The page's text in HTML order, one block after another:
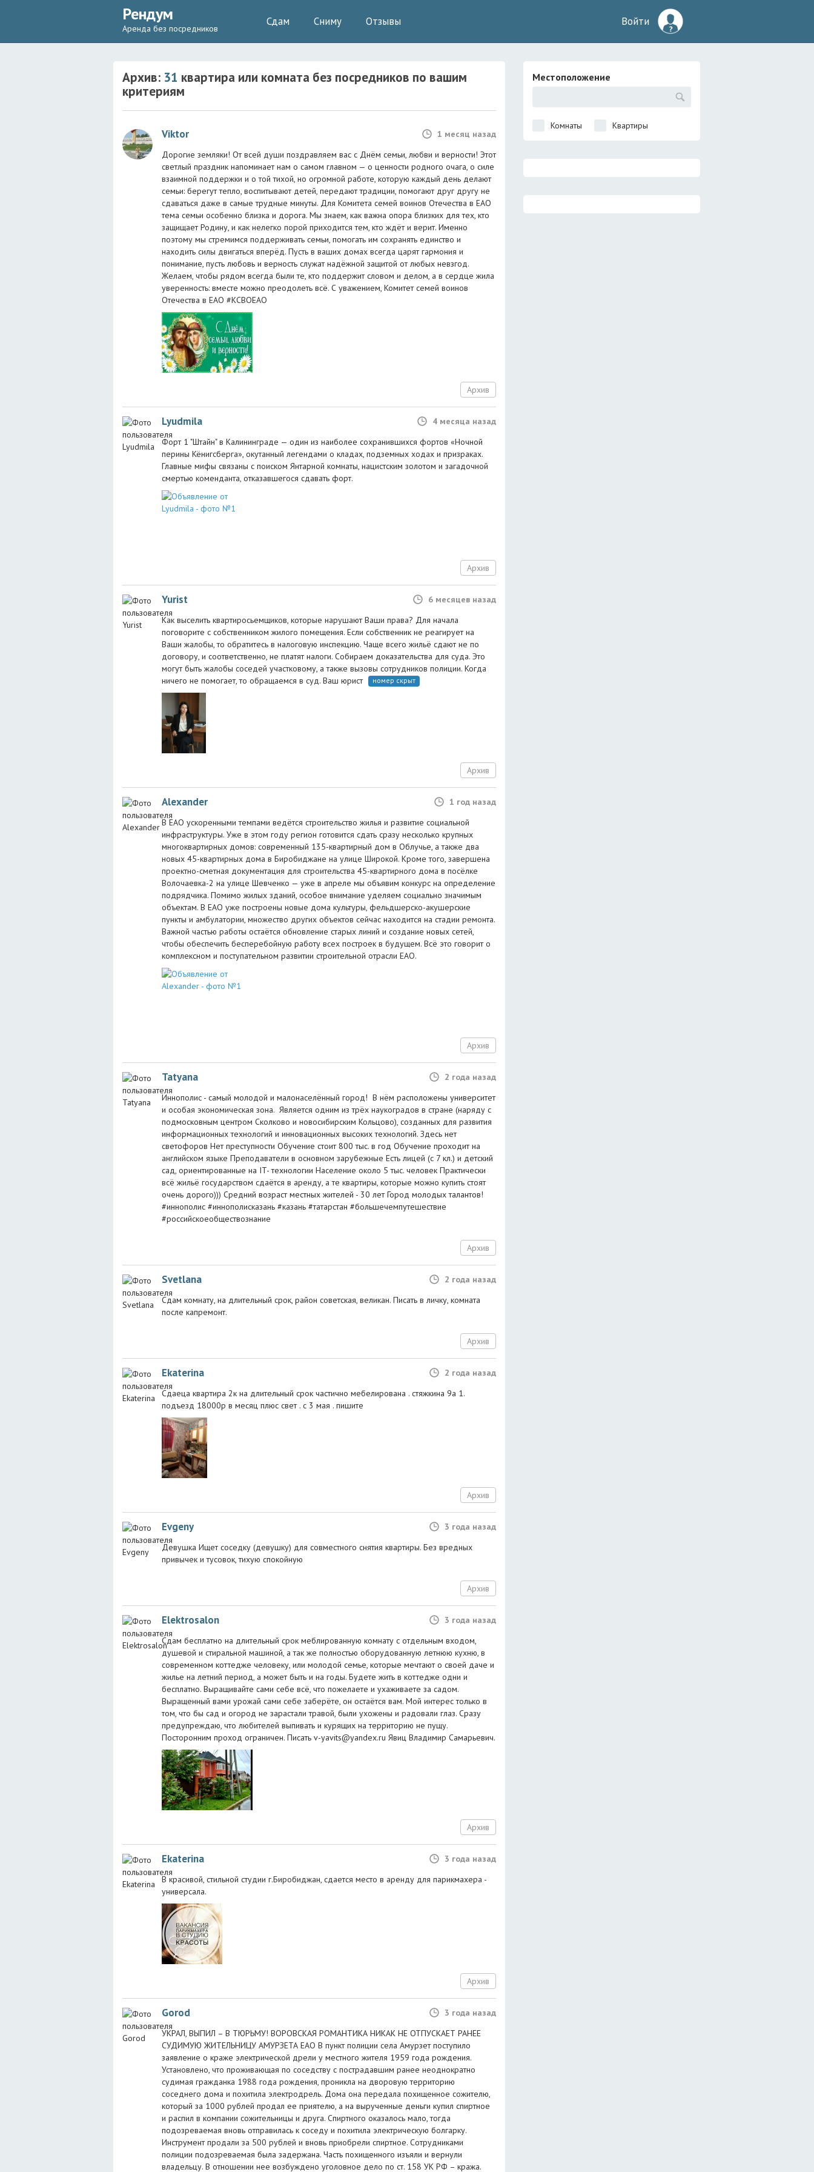
Рендум
Аренда без посредников
Сдам Сниму Отзывы Войти
Архив: 31 квартира или комната без посредников по вашим
критериям
Viktor
1 месяц назад
Дорогие земляки! От всей души поздравляем вас с Днём семьи, любви и верности! Этот
светлый праздник напоминает нам о самом главном — о ценности родного очага, о силе
взаимной поддержки и о той тихой, но огромной работе, которую каждый день делают
семьи: берегут тепло, воспитывают детей, передают традиции, помогают друг другу не
сдаваться даже в самые трудные минуты. Для Комитета семей воинов Отечества в ЕАО
тема семьи особенно близка и дорога. Мы знаем, как важна опора близких для тех, кто
защищает Родину, и как нелегко порой приходится тем, кто ждёт и верит. Именно
поэтому мы стремимся поддерживать семьи, помогать им сохранять единство и
находить силы двигаться вперёд. Пусть в ваших домах всегда царят гармония и
понимание, пусть любовь и верность служат надёжной защитой от любых невзгод.
Желаем, чтобы рядом всегда были те, кто поддержит словом и делом, а в сердце жила
уверенность: вместе можно преодолеть всё. С уважением, Комитет семей воинов
Отечества в ЕАО #КСВОЕАО
Архив
Lyudmila
4 месяца назад
Форт 1 "Штайн" в Калининграде — один из наиболее сохранившихся фортов «Ночной
перины Кёнигсберга», окутанный легендами о кладах, подземных ходах и призраках.
Главные мифы связаны с поиском Янтарной комнаты, нацистским золотом и загадочной
смертью коменданта, отказавшегося сдавать форт.
Архив
Yurist
6 месяцев назад
Как выселить квартиросьемщиков, которые нарушают Ваши права? Для начала
поговорите с собственником жилого помещения. Если собственник не реагирует на
Ваши жалобы, то обратитесь в налоговую инспекцию. Чаще всего жильё сдают не по
договору, и соответственно, не платят налоги. Собираем доказательства для суда. Это
могут быть жалобы соседей участковому, а также вызовы сотрудников полиции. Когда
ничего не помогает, то обращаемся в суд. Ваш юрист ‍
номер скрыт
Архив
Alexander
1 год назад
В ЕАО ускоренными темпами ведётся строительство жилья и развитие социальной
инфраструктуры. Уже в этом году регион готовится сдать сразу несколько крупных
многоквартирных домов: современный 135-квартирный дом в Облучье, а также два
новых 45-квартирных дома в Биробиджане на улице Широкой. Кроме того, завершена
проектно-сметная документация для строительства 45-квартирного дома в посёлке
Волочаевка-2 на улице Шевченко — уже в апреле мы объявим конкурс на определение
подрядчика. Помимо жилых зданий, особое внимание уделяем социально значимым
объектам. В ЕАО уже построены новые дома культуры, фельдшерско-акушерские
пункты и амбулатории, множество других объектов сейчас находится на стадии ремонта.
Важной частью работы остаётся обновление старых линий и создание новых сетей,
чтобы обеспечить бесперебойную работу всех построек в будущем. Всё это говорит о
комплексном и поступательном развитии строительной отрасли ЕАО.
Архив
Tatyana
2 года назад
Иннополис - самый молодой и малонаселённый город! ‍ В нём расположены университет
и особая экономическая зона. ‍ Является одним из трёх наукоградов в стране (наряду с
подмосковным центром Сколково и новосибирским Кольцово), созданных для развития
информационных технологий и инновационных высоких технологий. Здесь нет
светофоров Нет преступности Обучение стоит 800 тыс. в год Обучение проходит на
английском языке Преподаватели в основном зарубежные Есть лицей (с 7 кл.) и детский
сад, ориентированные на IT- технологии Население около 5 тыс. человек Практически
всё жильё государством сдаётся в аренду, а те квартиры, которые можно купить стоят
очень дорого))) Средний возраст местных жителей - 30 лет Город молодых талантов!
#иннополис #иннополисказань #казань #татарстан #большечемпутешествие
#российскоеобществознание
Архив
Svetlana
2 года назад
Сдам комнату, на длительный срок, район советская, великан. Писать в личку, комната
после капремонт.
Архив
Ekaterina
2 года назад
Сдаеца квартира 2к на длительный срок частично мебелирована . стяжкина 9а 1.
подъезд 18000р в месяц плюс свет . с 3 мая . пишите
Архив
Evgeny
3 года назад
Девушка Ищет соседку (девушку) для совместного снятия квартиры. Без вредных
привычек и тусовок, тихую спокойную
Архив
Elektrosalon
3 года назад
Сдам бесплатно на длительный срок меблированную комнату с отдельным входом,
душевой и стиральной машиной, а так же полностью оборудованную летнюю кухню, в
современном коттедже человеку, или молодой семье, которые мечтают о своей даче и
жилье на летний период, а может быть и на годы. Будете жить в коттедже одни и
бесплатно. Выращивайте сами себе всё, что пожелаете и ухаживаете за садом.
Выращенный вами урожай сами себе заберёте, он остаётся вам. Мой интерес только в
том, что бы сад и огород не зарастали травой, были ухожены и радовали глаз. Сразу
предупреждаю, что любителей выпивать и курящих на территорию не пущу.
Посторонним проход ограничен. Писать v-yavits@yandex.ru Явиц Владимир Самарьевич.
Архив
Ekaterina
3 года назад
В красивой, стильной студии г.Биробиджан, сдается место в аренду для парикмахера -
универсала.
Архив
Gorod
3 года назад
УКРАЛ, ВЫПИЛ – В ТЮРЬМУ! ВОРОВСКАЯ РОМАНТИКА НИКАК НЕ ОТПУСКАЕТ РАНЕЕ
СУДИМУЮ ЖИТЕЛЬНИЦУ АМУРЗЕТА ЕАО В пункт полиции села Амурзет поступило
заявление о краже электрической дрели у местного жителя 1959 года рождения.
Установлено, что проживающая по соседству с пострадавшим ранее неоднократно
судимая гражданка 1988 года рождения, проникла на дворовую территорию
соседнего дома и похитила электродрель. Дома она передала похищенное сожителю,
который за 1000 рублей продал ее приятелю, а на вырученные деньги купил спиртное
и распил в компании сожительницы и друга. Спиртного оказалось мало, тогда
подозреваемая вновь отправилась к соседу и похитила электрическую болгарку.
Инструмент продали за 500 рублей и вновь приобрели спиртное. Сотрудниками
полиции подозреваемая была задержана. Часть похищенного изъяли и вернули
владельцу. В отношении нее возбуждено уголовное дело по ст. 158 УК РФ – кража.
Местоположение
Комнаты Квартиры